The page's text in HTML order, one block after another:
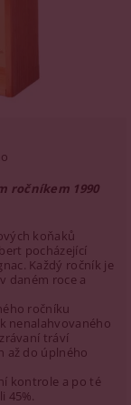
ročníkem 1990
koňaků
pocházející
Každý ročník je
daném roce a
ročníku
nenalahvovaného
tráví
až do úplného
kontrole a po té
45%.